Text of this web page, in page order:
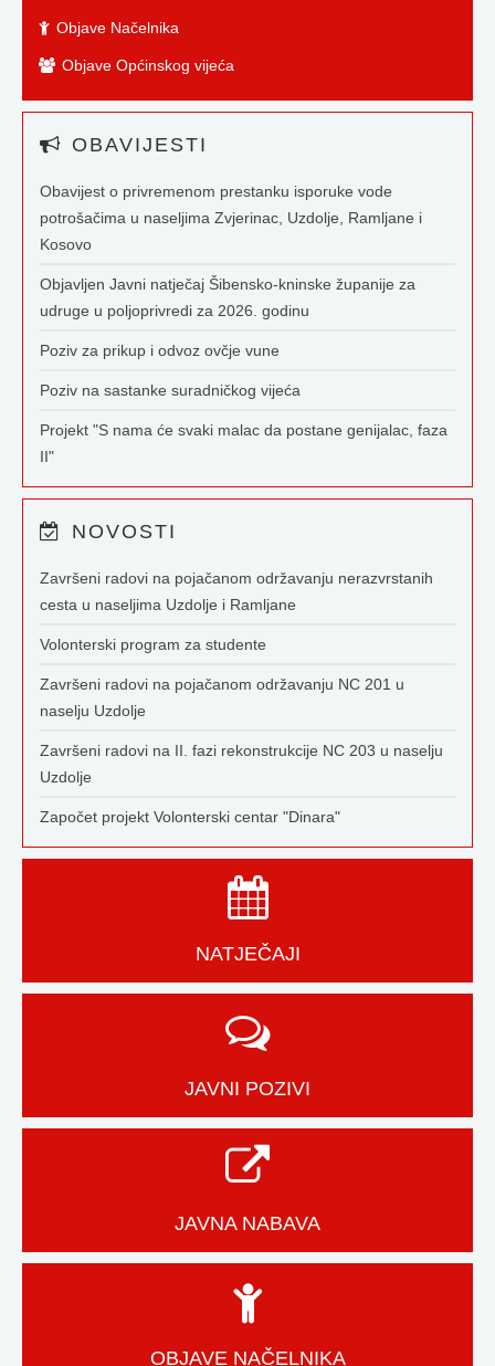
Objave Načelnika
Objave Općinskog vijeća
OBAVIJESTI
Obavijest o privremenom prestanku isporuke vode
potrošačima u naseljima Zvjerinac, Uzdolje, Ramljane i
Kosovo
Objavljen Javni natječaj Šibensko-kninske županije za
udruge u poljoprivredi za 2026. godinu
Poziv za prikup i odvoz ovčje vune
Poziv na sastanke suradničkog vijeća
Projekt "S nama će svaki malac da postane genijalac, faza
II"
NOVOSTI
Završeni radovi na pojačanom održavanju nerazvrstanih
cesta u naseljima Uzdolje i Ramljane
Volonterski program za studente
Završeni radovi na pojačanom održavanju NC 201 u
naselju Uzdolje
Završeni radovi na II. fazi rekonstrukcije NC 203 u naselju
Uzdolje
Započet projekt Volonterski centar "Dinara"
NATJEČAJI
JAVNI POZIVI
JAVNA NABAVA
OBJAVE NAČELNIKA